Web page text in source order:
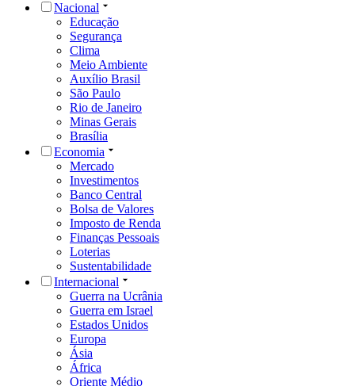
Nacional
Educação
Segurança
Clima
Meio Ambiente
Auxílio Brasil
São Paulo
Rio de Janeiro
Minas Gerais
Brasília
Economia
Mercado
Investimentos
Banco Central
Bolsa de Valores
Imposto de Renda
Finanças Pessoais
Loterias
Sustentabilidade
Internacional
Guerra na Ucrânia
Guerra em Israel
Estados Unidos
Europa
Ásia
África
Oriente Médio